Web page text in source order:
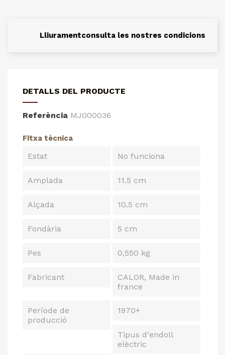
Lliuramentconsulta les nostres condicions
DETALLS DEL PRODUCTE
Referència MJ000036
Fitxa tècnica
Estat No funciona
Amplada 11.5 cm
Alçada 10.5 cm
Fondària 5 cm
Pes 0,550 kg
Fabricant
CALOR, Made in
france
Període de
producció
1970+
Tipus d'endoll
elèctric